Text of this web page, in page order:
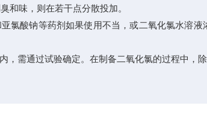
和味，则在若干点分散投加。
酸钠等药剂如果使用不当，或二氧化氯水溶液
需通过试验确定。在制备二氧化氯的过程中，